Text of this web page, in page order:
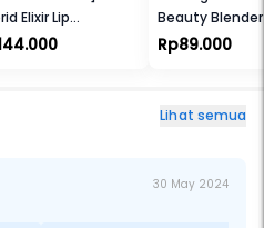
Elixir Lip
Serum (5 g)
Beauty Blender
Rp89.000
Lihat semua
30 May 2024